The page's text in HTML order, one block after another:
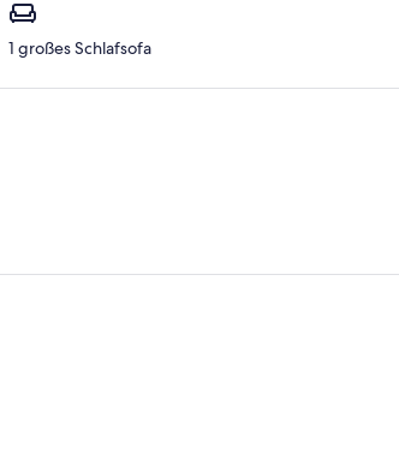
1 großes Schlafsofa